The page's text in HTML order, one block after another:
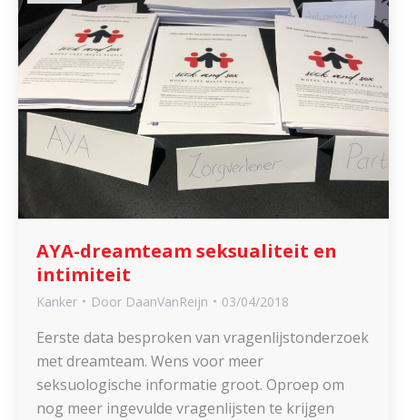
AYA-dreamteam seksualiteit en
intimiteit
Kanker Door DaanVanReijn 03/04/2018
Eerste data besproken van vragenlijstonderzoek
met dreamteam. Wens voor meer
seksuologische informatie groot. Oproep om
nog meer ingevulde vragenlijsten te krijgen